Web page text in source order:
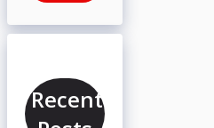
Recent